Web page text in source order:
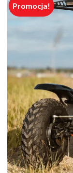
Promocja!